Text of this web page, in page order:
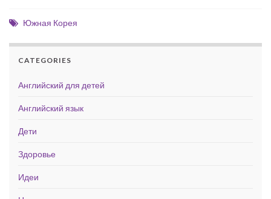
Южная Корея
CATEGORIES
Английский для детей
Английский язык
Дети
Здоровье
Идеи